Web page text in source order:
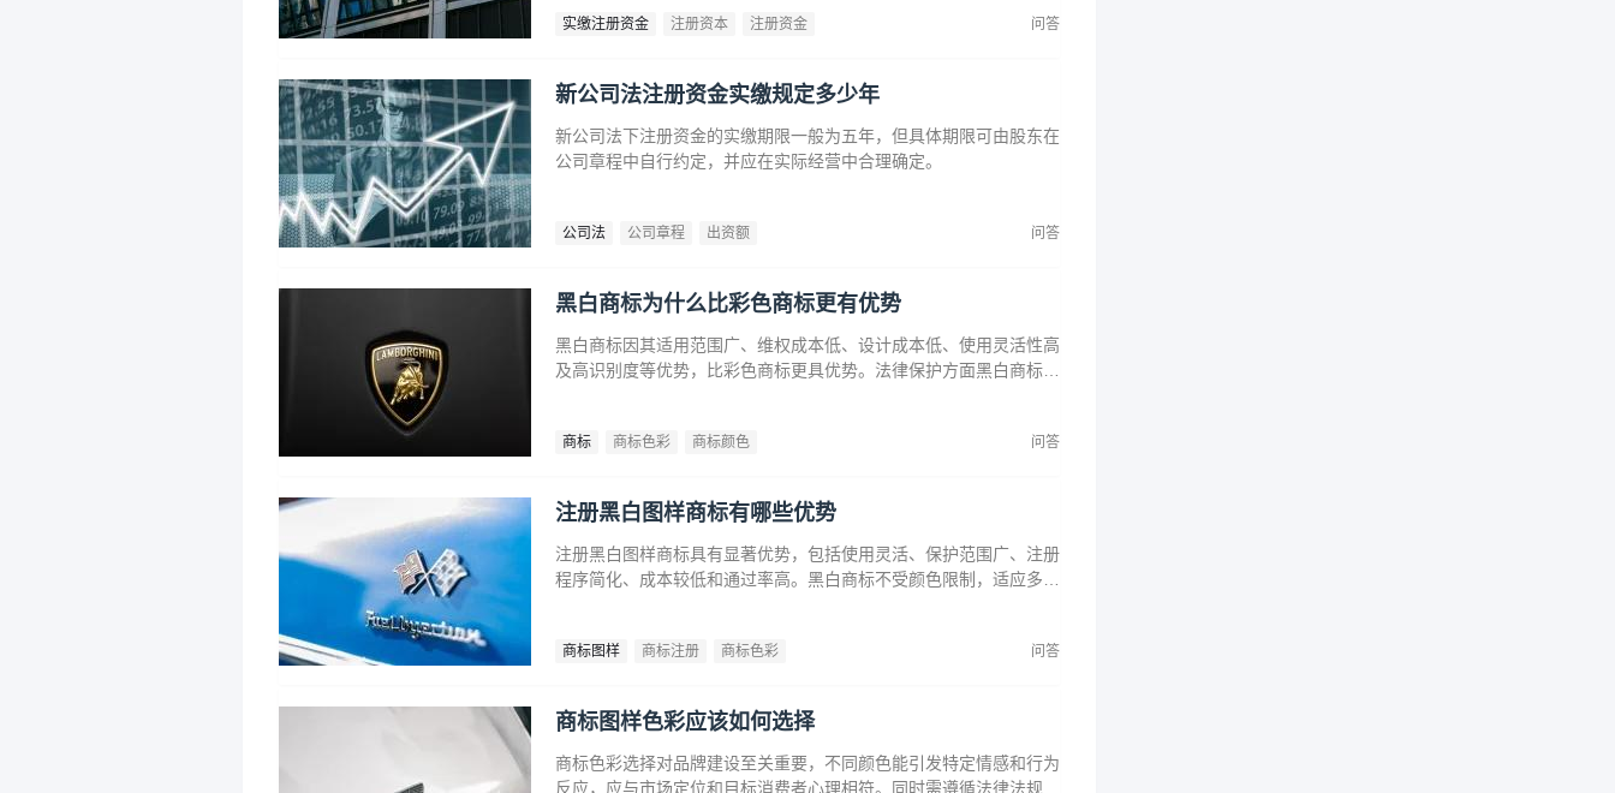
实缴注册资金 注册资本 注册资金 问答
新公司法注册资金实缴规定多少年
新公司法下注册资金的实缴期限一般为五年，但具体期限可由股东在
公司章程中自行约定，并应在实际经营中合理确定。
公司法 公司章程 出资额 问答
黑白商标为什么比彩色商标更有优势
黑白商标因其适用范围广、维权成本低、设计成本低、使用灵活性高
及高识别度等优势，比彩色商标更具优势。法律保护方面黑白商标更
商标 商标色彩 商标颜色 问答
注册黑白图样商标有哪些优势
注册黑白图样商标具有显著优势，包括使用灵活、保护范围广、注册
程序简化、成本较低和通过率高。黑白商标不受颜色限制，适应多样
商标图样 商标注册 商标色彩 问答
商标图样色彩应该如何选择
商标色彩选择对品牌建设至关重要，不同颜色能引发特定情感和行为
反应，应与市场定位和目标消费者心理相符。同时需遵循法律法规确